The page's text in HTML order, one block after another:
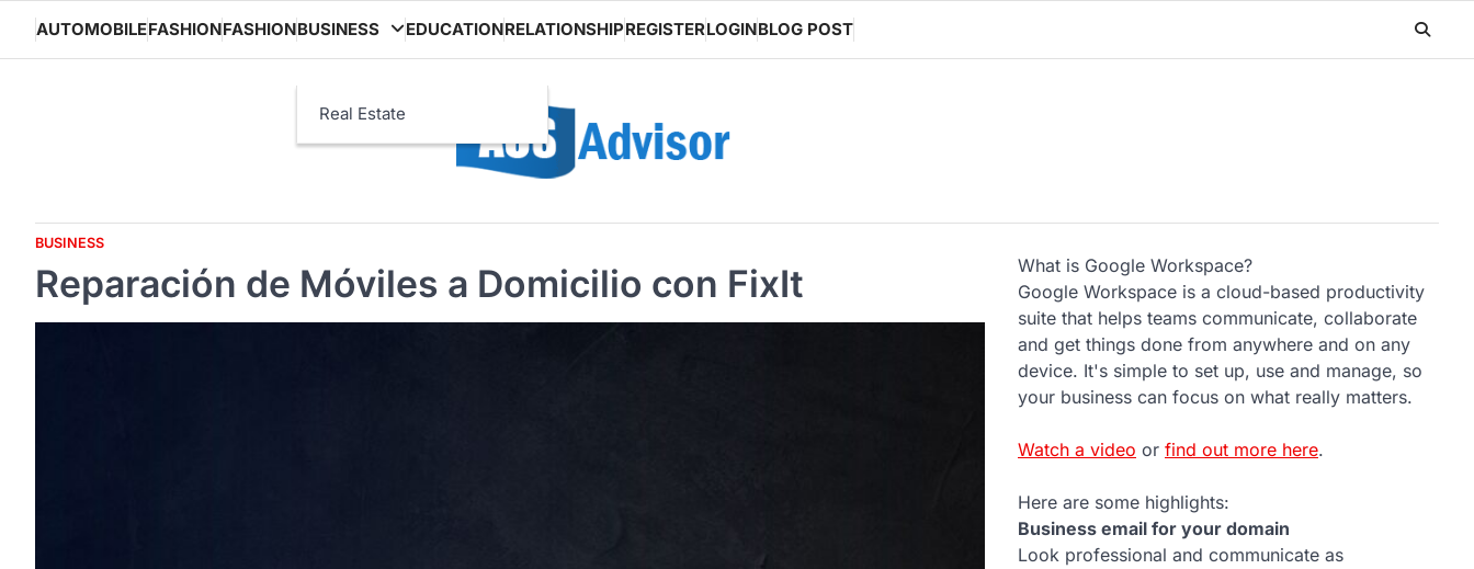
content
AUTOMOBILEFASHIONFASHIONBUSINESS
Real Estate
EDUCATIONRELATIONSHIPREGISTERLOGINBLOG POST
BUSINESS
Reparación de Móviles a Domicilio con FixIt
What is Google Workspace?
Google Workspace is a cloud-based productivity
suite that helps teams communicate, collaborate
and get things done from anywhere and on any
device. It's simple to set up, use and manage, so
your business can focus on what really matters.
Watch a video or find out more here.
Here are some highlights:
Business email for your domain
Look professional and communicate as